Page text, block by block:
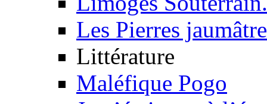
Les Pierres
Littérature
Maléfique Pogo